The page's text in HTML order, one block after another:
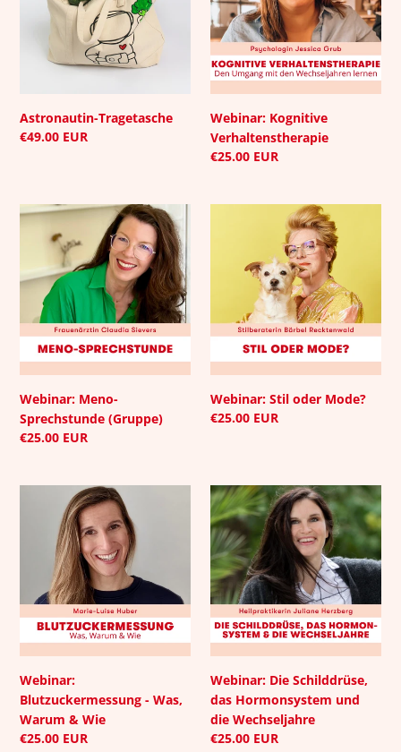
Astronautin-Tragetasche
Normaler
€49.00 EUR
Webinar: Kognitive
Verhaltenstherapie
Normaler
€25.00 EUR
Webinar:
Meno-
Sprechstunde
(Gruppe)
Webinar: Meno-
Sprechstunde (Gruppe)
Normaler
€25.00 EUR
Mode?
Webinar: Stil oder Mode?
Normaler
€25.00 EUR
Webinar:
Blutzuckermessung
Warum
Webinar:
Blutzuckermessung - Was,
Warum & Wie
Normaler
€25.00 EUR
Webinar:
Die
Schilddrüse,
das
Hormonsystem
und
Wechseljahre
Webinar: Die Schilddrüse,
das Hormonsystem und
die Wechseljahre
Normaler
€25.00 EUR